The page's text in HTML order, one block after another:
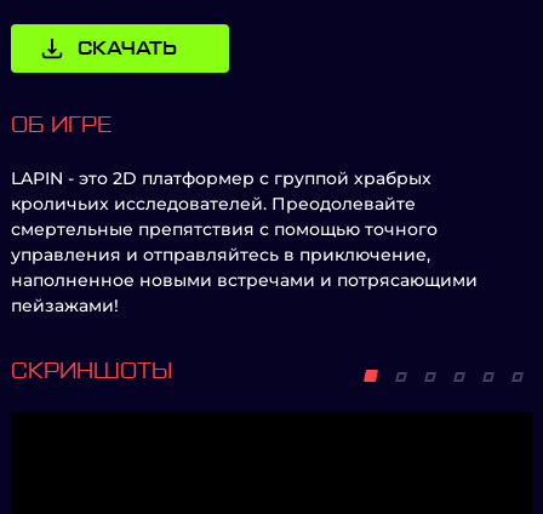
СКАЧАТЬ
ОБ ИГРЕ
LAPIN - это 2D платформер с группой храбрых
кроличьих исследователей. Преодолевайте
смертельные препятствия с помощью точного
управления и отправляйтесь в приключение,
наполненное новыми встречами и потрясающими
пейзажами!
СКРИНШОТЫ